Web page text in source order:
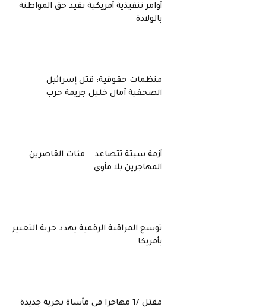
أوامر تنفيذية أمريكية تقيد حق المواطنة
بالولادة
منظمات حقوقية: قتل إسرائيل
الصحفية آمال خليل جريمة حرب
أزمة سبتة تتصاعد .. مئات القاصرين
المهاجرين بلا مأوى
توسع المراقبة الرقمية يهدد حرية التعبير
بأمريكا
مقتل 17 مهاجرا في مأساة بحرية جديدة